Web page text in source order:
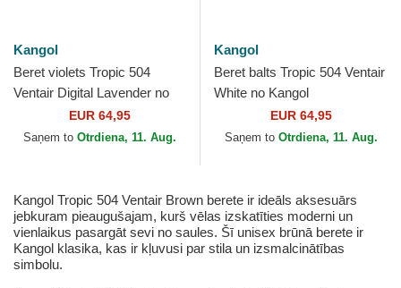
Kangol
Beret violets Tropic 504
Ventair Digital Lavender no
EUR 64,95
Saņem to Otrdiena, 11. Aug.
Kangol
Beret balts Tropic 504 Ventair
White no Kangol
EUR 64,95
Saņem to Otrdiena, 11. Aug.
Kangol Tropic 504 Ventair Brown berete ir ideāls aksesuārs
jebkuram pieaugušajam, kurš vēlas izskatīties moderni un
vienlaikus pasargāt sevi no saules. Šī unisex brūnā berete ir
Kangol klasika, kas ir kļuvusi par stila un izsmalcinātības
simbolu.